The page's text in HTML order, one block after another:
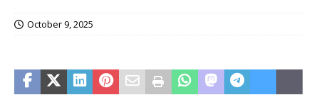
October 9, 2025